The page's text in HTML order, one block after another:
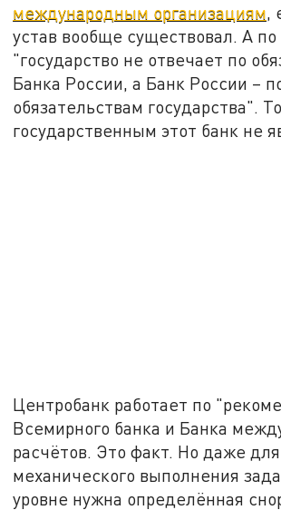
международным организациям,
устав вообще существовал. А по
"государство не отвечает по
Банка России, а Банк России –
обязательствам государства".
государственным этот банк не
Центробанк работает по
Всемирного банка и Банка
расчётов. Это факт. Но даже для
механического выполнения
уровне нужна определённая